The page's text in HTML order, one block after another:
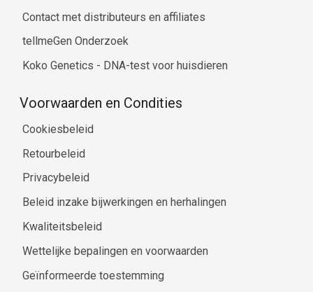
Contact met distributeurs en affiliates
tellmeGen Onderzoek
Koko Genetics - DNA-test voor huisdieren
Voorwaarden en Condities
Cookiesbeleid
Retourbeleid
Privacybeleid
Beleid inzake bijwerkingen en herhalingen
Kwaliteitsbeleid
Wettelijke bepalingen en voorwaarden
Geïnformeerde toestemming